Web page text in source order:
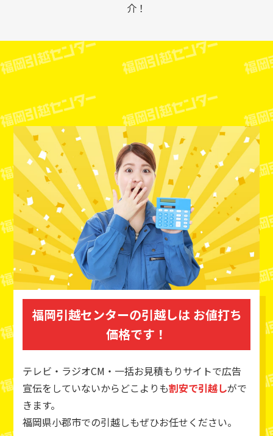
介！
福岡引越センターの引越しはお値打ち
価格です！
テレビ・ラジオCM・一括お見積もりサイトで広告
宣伝をしていないからどこよりも割安で引越しがで
きます。
福岡県小郡市での引越しもぜひお任せください。